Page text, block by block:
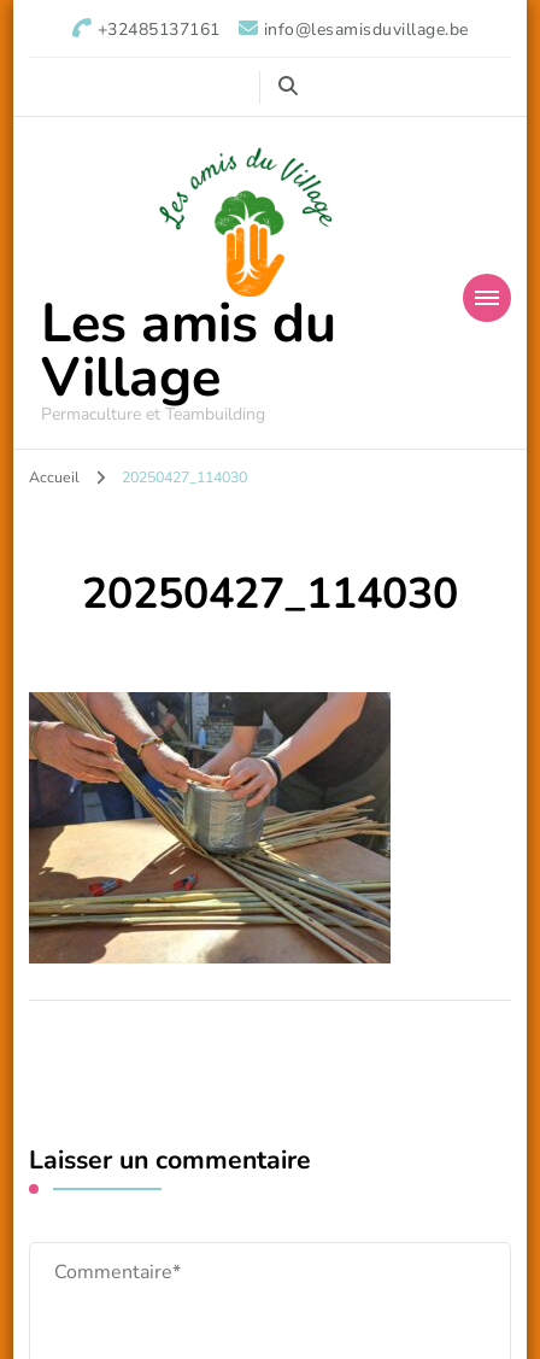
+32485137161 info@lesamisduvillage.be
Les amis du
Village
Permaculture et Teambuilding
Accueil 20250427_114030
20250427_114030
Laisser un commentaire